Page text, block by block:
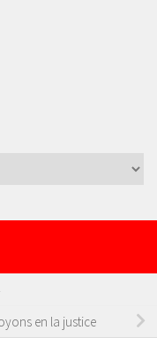
en la justice